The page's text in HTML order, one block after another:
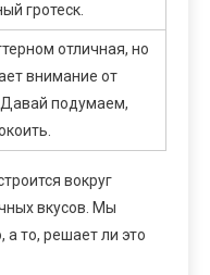
гротеск.
отличная, но
внимание от
Давай подумаем,
вокруг
вкусов. Мы
а то, решает ли это